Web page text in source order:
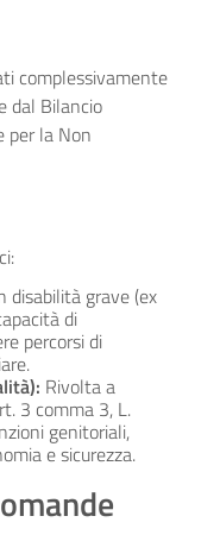
complessivamente
dal Bilancio
per la Non
disabilità grave (ex
di
percorsi di
Rivolta a
3 comma 3, L.
genitoriali,
e sicurezza.